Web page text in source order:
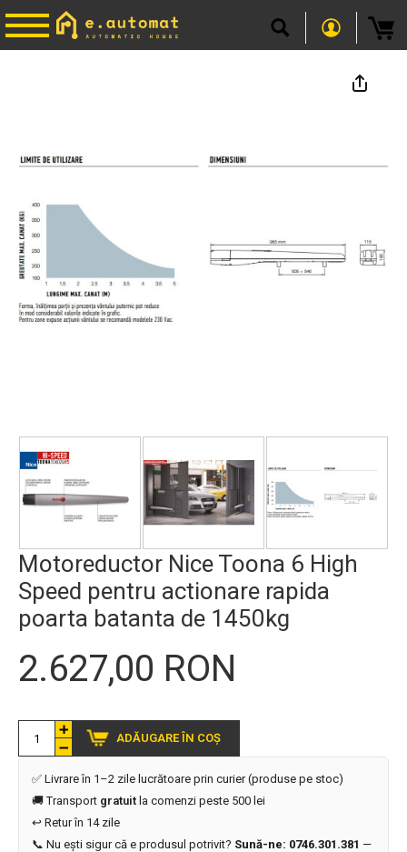
Motoreductor Nice Toona 6 High
Speed pentru actionare rapida
poarta batanta de 1450kg
2.627,00 RON
ADĂUGARE ÎN COȘ
✅ Livrare în 1–2 zile lucrătoare prin curier (produse pe stoc)
🚚 Transport gratuit la comenzi peste 500 lei
↩️ Retur în 14 zile
📞 Nu ești sigur că e produsul potrivit? Sună-ne: 0746.301.381 —